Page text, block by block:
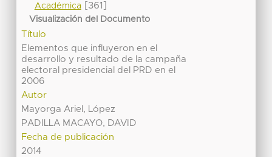
Académica[361]
Visualización del Documento
Título
Elementos que influyeron en el
desarrollo y resultado de la campaña
electoral presidencial del PRD en el
2006
Autor
Mayorga Ariel, López
PADILLA MACAYO, DAVID
Fecha de publicación
2014